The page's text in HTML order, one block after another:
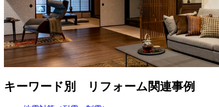
キーワード別 リフォーム関連事例